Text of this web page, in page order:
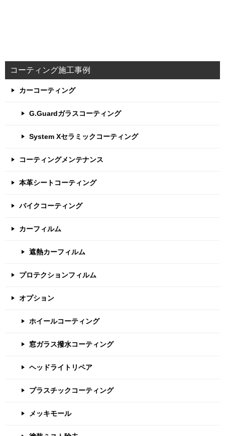
コーティング施工事例
カーコーティング
G.Guardガラスコーティング
System Xセラミックコーティング
コーティングメンテナンス
本革シートコーティング
バイクコーティング
カーフィルム
遮熱カーフィルム
プロテクションフィルム
オプション
ホイールコーティング
窓ガラス撥水コーティング
ヘッドライトリペア
プラスチックコーティング
メッキモール